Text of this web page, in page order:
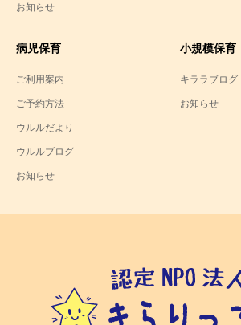
お知らせ
病児保育
ご利用案内
ご予約方法
ウルルだより
ウルルブログ
お知らせ
小規模保育
キララブログ
お知らせ